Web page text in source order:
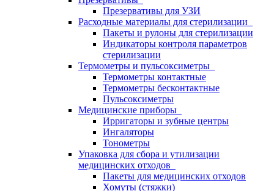
Презервативы для УЗИ
Расходные материалы для стерилизации
Пакеты и рулоны для стерилизации
Индикаторы контроля параметров
стерилизации
Термометры и пульсоксиметры
Термометры контактные
Термометры бесконтактные
Пульсоксиметры
Медицинские приборы
Ирригаторы и зубные центры
Ингаляторы
Тонометры
Упаковка для сбора и утилизации
медицинских отходов
Пакеты для медицинских отходов
Хомуты (стяжки)